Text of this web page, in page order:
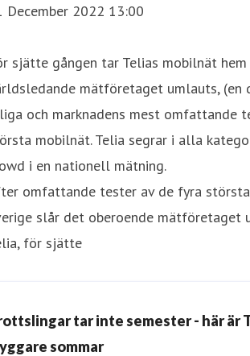
December 2022 13:00
sjätte gången tar Telias mobilnät
mätföretaget umlauts, (en
och marknadens mest omfattande
mobilnät. Telia segrar i alla
i en nationell mätning.
omfattande tester av de fyra
slår det oberoende
för sjätte
tar inte semester - här är
sommar